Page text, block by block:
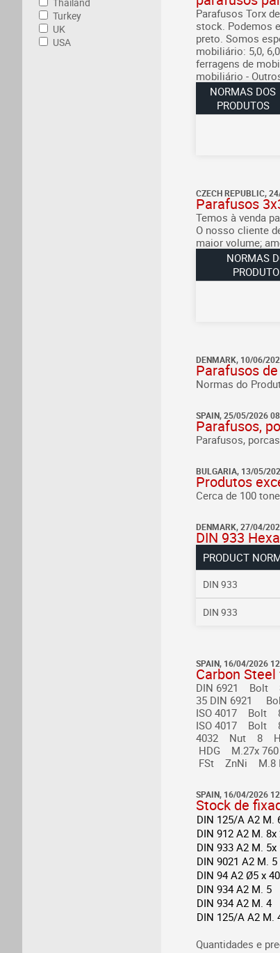
Turkey
UK
USA
Parafusos Torx
stock. Podemos
preto. Somos
mobiliário: 5,0,
ferragens de
mobiliário -
NORMAS DOS
PRODUTOS
CZECH REPUBLIC,
Parafusos
Temos à venda
O nosso cliente
maior volume;
NORMAS
PRODUTO
DENMARK, 10/06/
Parafusos
Normas do
SPAIN, 25/05/2026
Parafusos,
Parafusos,
BULGARIA, 13/05/
Produtos
Cerca de 100
DENMARK, 27/04/
DIN 933
PRODUCT
DIN 933
DIN 933
SPAIN, 16/04/2026
Carbon
DIN 6921 Bolt
35 DIN 6921
ISO 4017 Bolt
ISO 4017 Bolt
4032 Nut 8
HDG M.27x 760
FSt ZnNi M.8
SPAIN, 16/04/2026
Stock de
DIN 125/A A2 M.
DIN 912 A2 M. 8x
DIN 933 A2 M. 5x
DIN 9021 A2 M. 5
DIN 94 A2 Ø5 x 40
DIN 934 A2 M. 5
DIN 934 A2 M. 4
DIN 125/A A2 M.
Quantidades e